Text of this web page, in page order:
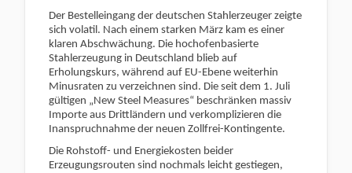
Der Bestelleingang der deutschen Stahlerzeuger zeigte
sich volatil. Nach einem starken März kam es einer
klaren Abschwächung. Die hochofenbasierte
Stahlerzeugung in Deutschland blieb auf
Erholungskurs, während auf EU-Ebene weiterhin
Minusraten zu verzeichnen sind. Die seit dem 1. Juli
gültigen „New Steel Measures“ beschränken massiv
Importe aus Drittländern und verkomplizieren die
Inanspruchnahme der neuen Zollfrei-Kontingente.
Die Rohstoff- und Energiekosten beider
Erzeugungsrouten sind nochmals leicht gestiegen,